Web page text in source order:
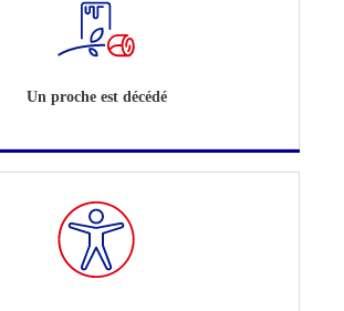
Un proche est décédé